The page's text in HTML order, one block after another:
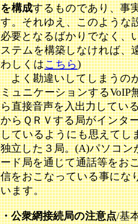
を構成するものであり、事
す。それゆえ、このような
必要となるばかりでなく、
ステムを構築しなければ、
わしくはこちら)
よく勘違いしてしまうの
ミュニケーションするVoIP
ら直接音声を入出力してい
からＱＲＶする局がインタ
しているようにも思えてし
独立した３局。(A)パソコン
ード局を通じて通話等をお
信をおこなっている事にな
います。
・公衆網接続局の注意点/基